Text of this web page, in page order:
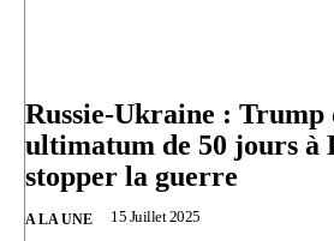
Russie-Ukraine : Trump
ultimatum de 50 jours à
stopper la guerre
A LA UNE 15 Juillet 2025